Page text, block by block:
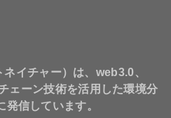
イチャー）は、web3.0、
ェーン技術を活用した環境分
信しています。